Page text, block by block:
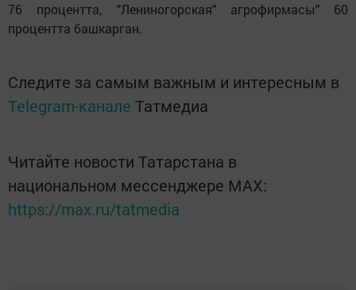
76 процентта, "Лениногорская" агрофирмасы" 60
процентта башкарган.
Следите за самым важным и интересным в
Telegram-канале Татмедиа
Читайте новости Татарстана в
национальном мессенджере MАХ:
https://max.ru/tatmedia